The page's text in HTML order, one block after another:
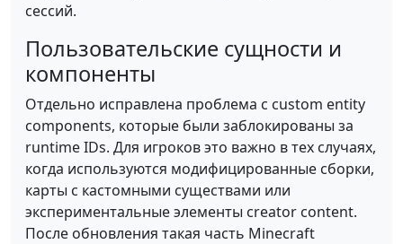
сессий.
Пользовательские сущности и
компоненты
Отдельно исправлена проблема с custom entity
components, которые были заблокированы за
runtime IDs. Для игроков это важно в тех случаях,
когда используются модифицированные сборки,
карты с кастомными существами или
экспериментальные элементы creator content.
После обновления такая часть Minecraft